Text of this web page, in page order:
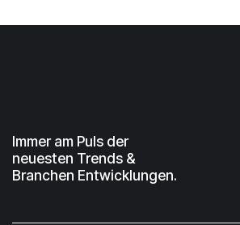
Immer am Puls der
neuesten Trends &
Branchen Entwicklungen.